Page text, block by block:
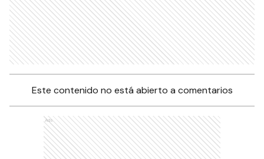
Este contenido no está abierto a comentarios
Ads